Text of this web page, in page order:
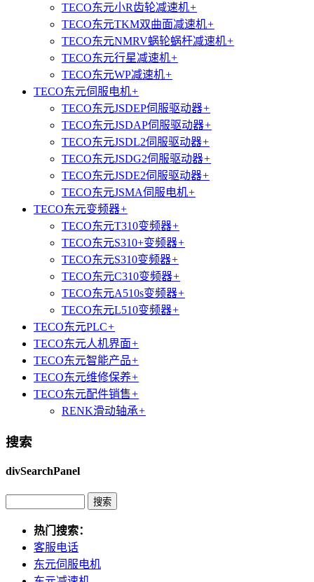
TECO东元小R齿轮减速机+
TECO东元TKM双曲面减速机+
TECO东元NMRV蜗轮蜗杆减速机+
TECO东元行星减速机+
TECO东元WP减速机+
TECO东元伺服电机+
TECO东元JSDEP伺服驱动器+
TECO东元JSDAP伺服驱动器+
TECO东元JSDL2伺服驱动器+
TECO东元JSDG2伺服驱动器+
TECO东元JSDE2伺服驱动器+
TECO东元JSMA伺服电机+
TECO东元变频器+
TECO东元T310变频器+
TECO东元S310+变频器+
TECO东元S310变频器+
TECO东元C310变频器+
TECO东元A510s变频器+
TECO东元L510变频器+
TECO东元PLC+
TECO东元人机界面+
TECO东元智能产品+
TECO东元维修保养+
TECO东元配件销售+
RENK滑动轴承+
搜索
divSearchPanel
热门搜索：
客服电话
东元伺服电机